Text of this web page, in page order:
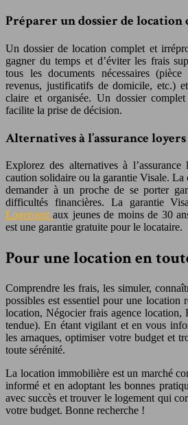
Préparer un dossier de location
Un dossier de location complet et
gagner du temps et d’éviter les frais
tous les documents nécessaires
revenus, justificatifs de domicile, etc.)
claire et organisée. Un dossier
facilite la prise de décision.
Alternatives à l’assurance
Explorez des alternatives à
caution solidaire ou la garantie Visale. La
demander à un proche de se porter
difficultés financières. La garantie
Logementaux jeunes de moins de 30
est une garantie gratuite pour le locataire.
Pour une location en
Comprendre les frais, les simuler,
possibles est essentiel pour une location
location, Négocier frais agence location,
tendue). En étant vigilant et en vous
les arnaques, optimiser votre budget et
toute sérénité.
La location immobilière est un marché
informé et en adoptant les bonnes
avec succès et trouver le logement qui
votre budget. Bonne recherche !